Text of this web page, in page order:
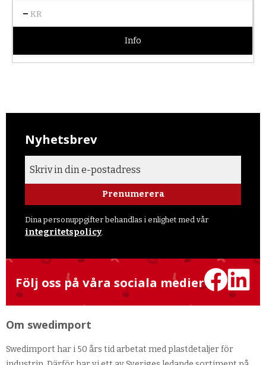
– KR
Info
Nyhetsbrev
Prenumerera
Dina personuppgifter behandlas i enlighet med vår
integritetspolicy.
Följ oss på våra sociala medier
Om swedimport
Swedimport har i 50 års tid arbetat med plastdetaljer för